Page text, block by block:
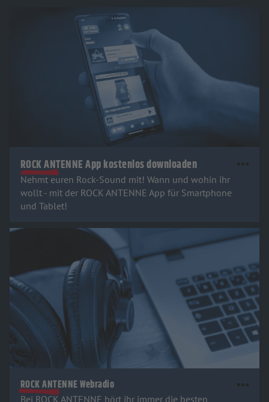
ROCK ANTENNE App kostenlos downloaden
Nehmt euren Rock-Sound mit! Wann und wohin ihr
wollt - mit der ROCK ANTENNE App für Smartphone
und Tablet!
ROCK ANTENNE Webradio
Bei ROCK ANTENNE hört ihr immer die besten